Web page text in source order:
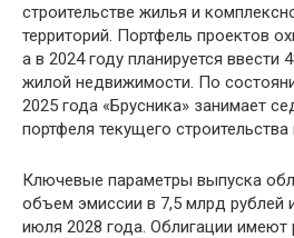
строительстве жилья и
территорий. Портфель проектов
а в 2024 году планируется ввести
жилой недвижимости. По
2025 года «Брусника» занимает
портфеля текущего строительства
Ключевые параметры выпуска
объем эмиссии в 7,5 млрд рублей
июля 2028 года. Облигации имеют